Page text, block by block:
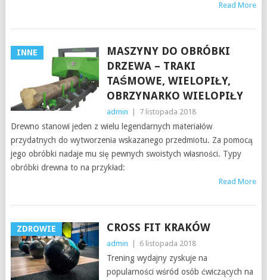
Read More
INNE
MASZYNY DO OBRÓBKI
DRZEWA – TRAKI
TAŚMOWE, WIELOPIŁY,
OBRZYNARKO WIELOPIŁY
admin 7 listopada 2018
Drewno stanowi jeden z wielu legendarnych materiałów
przydatnych do wytworzenia wskazanego przedmiotu. Za pomocą
jego obróbki nadaje mu się pewnych swoistych własności. Typy
obróbki drewna to na przykład:
Read More
ZDROWIE CROSS FIT KRAKÓW
admin 6 listopada 2018
Trening wydajny zyskuje na
popularności wśród osób ćwiczących na